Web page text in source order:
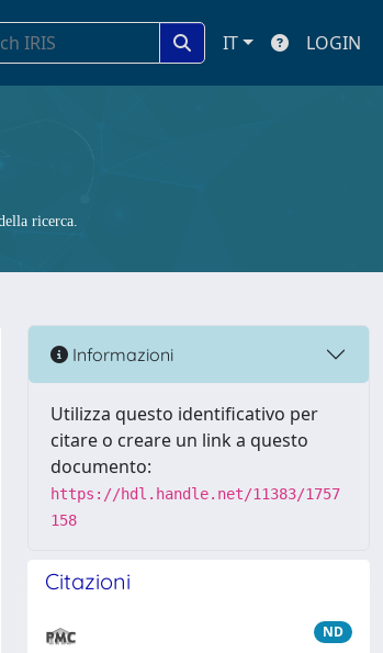
IT LOGIN
ricerca.
Informazioni
Utilizza questo identificativo per
citare o creare un link a questo
documento:
https://hdl.handle.net/11383/1757
158
Citazioni
ND